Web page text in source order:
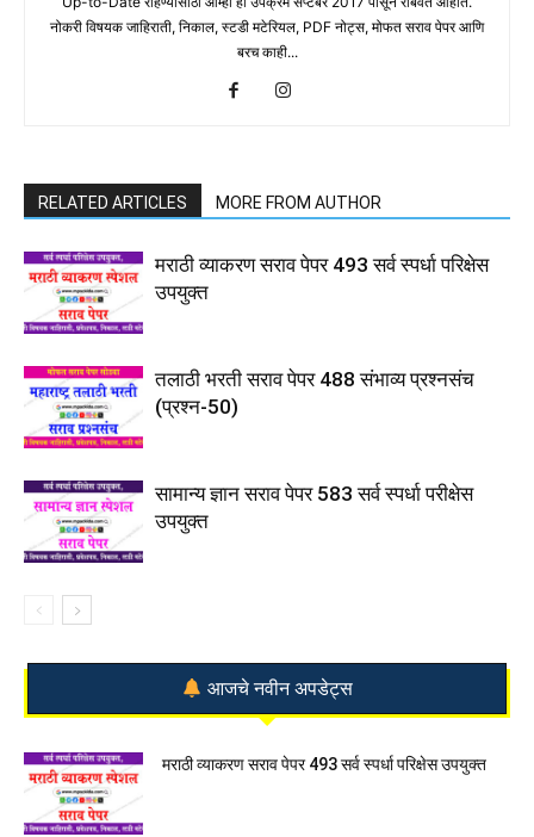
नोकरी विषयक जाहिराती, निकाल, स्टडी मटेरियल, PDF नोट्स, मोफत सराव पेपर आणि
बरच काही...
RELATED ARTICLES MORE FROM AUTHOR
मराठी व्याकरण सराव पेपर 493 सर्व स्पर्धा परिक्षेस
उपयुक्त
तलाठी भरती सराव पेपर 488 संभाव्य प्रश्नसंच
(प्रश्न-50)
सामान्य ज्ञान सराव पेपर 583 सर्व स्पर्धा परीक्षेस
उपयुक्त
आजचे नवीन अपडेट्स
मराठी व्याकरण सराव पेपर 493 सर्व स्पर्धा परिक्षेस उपयुक्त